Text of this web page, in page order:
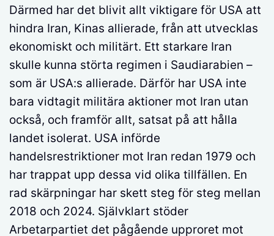
Därmed har det blivit allt viktigare för USA att
hindra Iran, Kinas allierade, från att utvecklas
ekonomiskt och militärt. Ett starkare Iran
skulle kunna störta regimen i Saudiarabien –
som är USA:s allierade. Därför har USA inte
bara vidtagit militära aktioner mot Iran utan
också, och framför allt, satsat på att hålla
landet isolerat. USA införde
handelsrestriktioner mot Iran redan 1979 och
har trappat upp dessa vid olika tillfällen. En
rad skärpningar har skett steg för steg mellan
2018 och 2024. Självklart stöder
Arbetarpartiet det pågående upproret mot